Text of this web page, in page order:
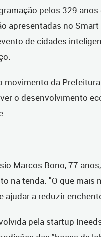
pelos 329
apresentadas no
de cidades
movimento da
o desenvolvimento
Marcos Bono, 77
na tenda. "O que mais
ajudar a reduzir
pela startup